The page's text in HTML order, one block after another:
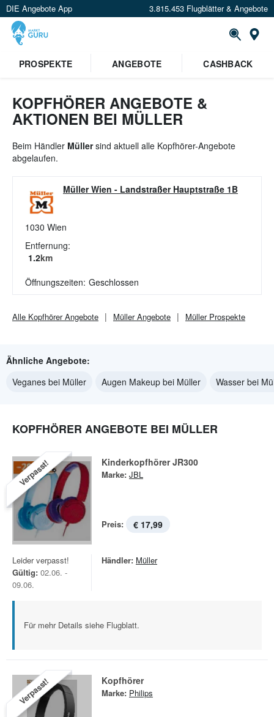
DIE Angebote App 3.815.453 Flugblätter & Angebote
PROSPEKTE
ANGEBOTE CASHBACK
KOPFHÖRER ANGEBOTE &
AKTIONEN BEI MÜLLER
Beim Händler Müllersind aktuell alle Kopfhörer-Angebote
abgelaufen.
Müller Wien - Landstraßer Hauptstraße 1B
1030 Wien
Entfernung:
1.2km
Öffnungszeiten: Geschlossen
Alle KopfhörerAngebote MüllerAngebote MüllerProspekte
Ähnliche Angebote:
Veganes bei Müller
Augen Makeup bei Müller Wasser bei
KOPFHÖRER ANGEBOTE BEI MÜLLER
Verpasst! Kinderkopfhörer JR300
Marke: JBL
Preis: € 17,99
Leider verpasst!
Gültig: 02.06. -
09.06.
Händler: Müller
Für mehr Details siehe Flugblatt.
Verpasst! Kopfhörer
Marke: Philips